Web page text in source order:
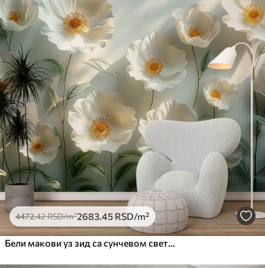
4472.42RSD/m²2683 .45 RSD/m²